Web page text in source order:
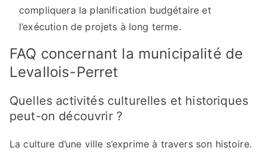
compliquera la planification budgétaire et
l’exécution de projets à long terme.
FAQ concernant la municipalité de
Levallois-Perret
Quelles activités culturelles et historiques
peut-on découvrir ?
La culture d’une ville s’exprime à travers son histoire.